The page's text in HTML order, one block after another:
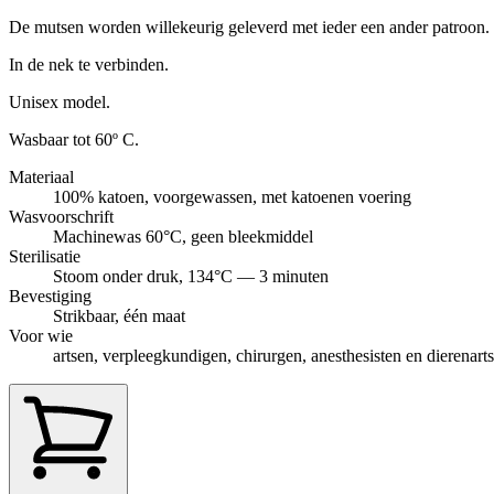
De mutsen worden willekeurig geleverd met ieder een ander patroon.
In de nek te verbinden.
Unisex model.
Wasbaar tot 60º C.
Materiaal
100% katoen, voorgewassen, met katoenen voering
Wasvoorschrift
Machinewas 60°C, geen bleekmiddel
Sterilisatie
Stoom onder druk, 134°C — 3 minuten
Bevestiging
Strikbaar, één maat
Voor wie
artsen, verpleegkundigen, chirurgen, anesthesisten en